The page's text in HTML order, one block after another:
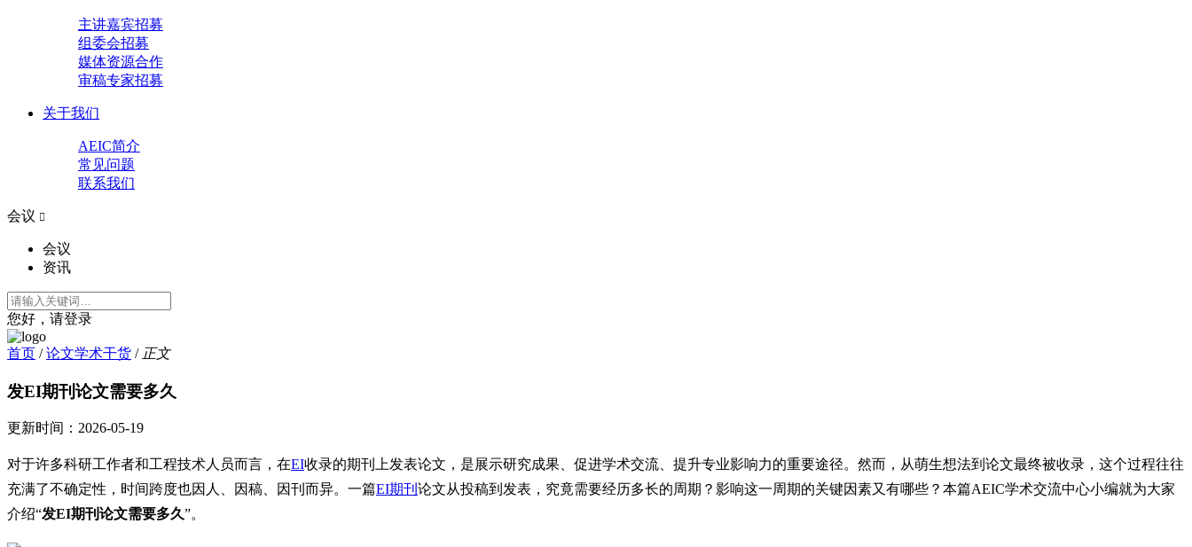
主讲嘉宾招募
组委会招募
媒体资源合作
审稿专家招募
关于我们
AEIC简介
常见问题
联系我们
会议 
会议
资讯
您好，请登录
首页 / 论文学术干货 / 正文
发EI期刊论文需要多久
更新时间： 2026-05-19
对于许多科研工作者和工程技术人员而言，在EI收录的期刊上发表论文，是展示研究成果、促进学术交流、提升专业影响力的重要途径。然而，从萌生想法到论文最终被收录，这个过程往往
充满了不确定性，时间跨度也因人、因稿、因刊而异。一篇EI期刊 论文从投稿到发表，究竟需要经历多长的周期？影响这一周期的关键因素又有哪些？本篇AEIC学术交流中心小编就为大家
介绍“发EI期刊论文需要多久”。